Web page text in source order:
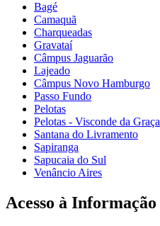
Bagé
Camaquã
Charqueadas
Gravataí
Câmpus Jaguarão
Lajeado
Câmpus Novo Hamburgo
Passo Fundo
Pelotas
Pelotas - Visconde da Graça
Santana do Livramento
Sapiranga
Sapucaia do Sul
Venâncio Aires
Acesso à Informação